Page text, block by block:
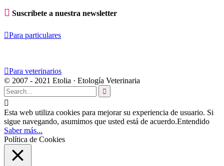
 Suscríbete a nuestra newsletter
Para particulares
Para veterinarios
© 2007 - 2021 Etolia · Etología Veterinaria


Esta web utiliza cookies para mejorar su experiencia de usuario. Si
sigue navegando, asumimos que usted está de acuerdo.Entendido
Saber más...
Política de Cookies